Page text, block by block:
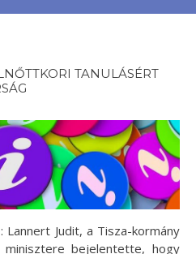
TANULÁSÉRT
Lannert Judit, a Tisza-kormány
bejelentette, hogy